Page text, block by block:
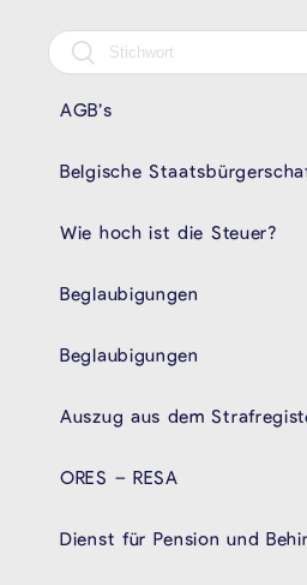
AGB’s
Belgische
Wie hoch ist die Steuer?
Beglaubigungen
Beglaubigungen
Auszug aus dem
ORES – RESA
Dienst für Pension und
Behindertendienst Pension-